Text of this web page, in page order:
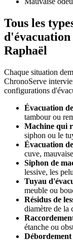
Tous les
Raphaël
Chaque situation
ChronoServe
configurations
Évacuation
tambour ou
Machine qui
siphon ou le
Évacuation
cuve,
Siphon de
lessive, les
Tuyau
meuble ou
Résidus de
diamètre de la
étanche ou
Débordement